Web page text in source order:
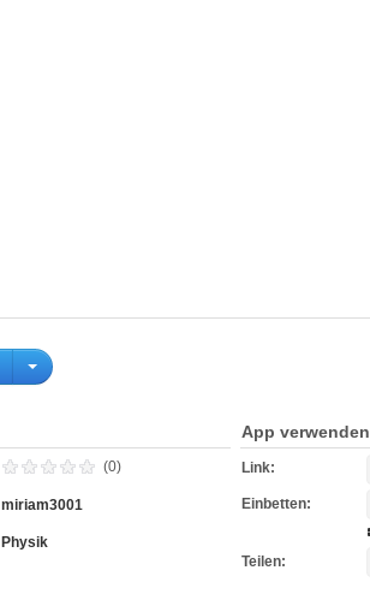
(0)
miriam3001
Physik
App verwenden
Link:
Einbetten:
Teilen: